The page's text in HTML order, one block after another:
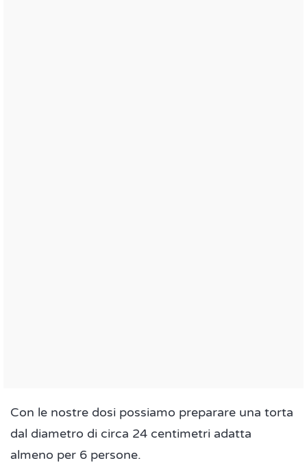
Con le nostre dosi possiamo preparare una torta
dal diametro di circa 24 centimetri adatta
almeno per 6 persone.